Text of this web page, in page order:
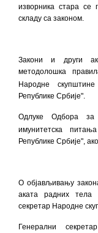
изворника стара се
складу са законом.
Закони и други
методолошка
Народне
Републике Србије".
Одлуке Одбора за
имунитетска
Републике Србије",
О објављивању
аката радних тела
секретар Народне
Генерални